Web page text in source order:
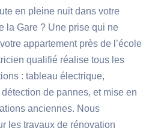
en pleine nuit dans votre
la Gare ? Une prise qui ne
appartement près de l’école
qualifié réalise tous les
: tableau électrique,
de pannes, et mise en
anciennes. Nous
les travaux de rénovation